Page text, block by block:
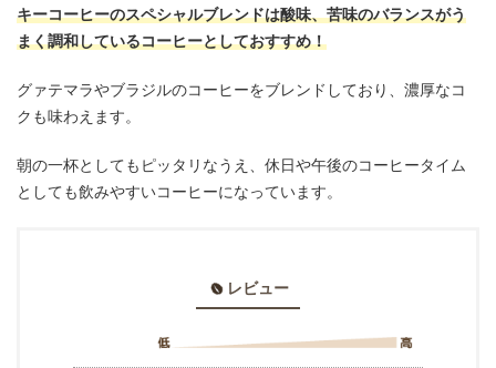
キーコーヒーのスペシャルブレンドは酸味、苦味のバランスがう
まく調和しているコーヒーとしておすすめ！
グァテマラやブラジルのコーヒーをブレンドしており、濃厚なコ
クも味わえます。
朝の一杯としてもピッタリなうえ、休日や午後のコーヒータイム
としても飲みやすいコーヒーになっています。
レビュー